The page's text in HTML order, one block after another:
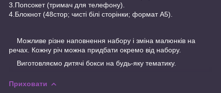
3.Попсокет (тримач для телефону).
4.Блокнот (48стор; чисті білі сторінки; формат А5).
Можливе різне наповнення набору і зміна малюнків на
речах. Кожну річ можна придбати окремо від набору.
Виготовляємо дитячі бокси на будь-яку тематику.
Приховати